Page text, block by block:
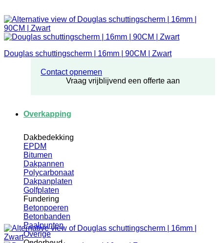
Contact opnemen
Vraag vrijblijvend een offerte aan
Overkapping
Dakbedekking
EPDM
Bitumen
Dakpannen
Polycarbonaat
Dakpanplaten
Golfplaten
Fundering
Betonpoeren
Betonbanden
Paalpunten
Overige
Douglas schuttingscherm | 16mm | 90CM | Zwart